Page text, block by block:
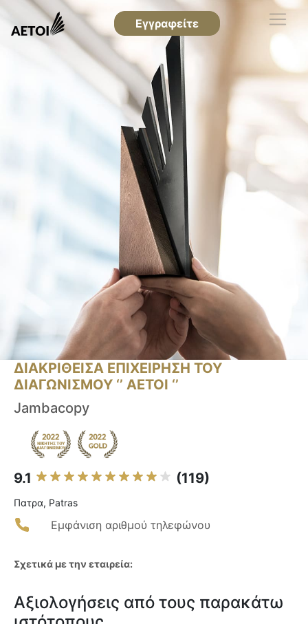
Εγγραφείτε
ΔΙΑΚΡΙΘΕΙΣΑ ΕΠΙΧΕΙΡΗΣΗ ΤΟΥ
ΔΙΑΓΩΝΙΣΜΟΥ ‘’ ΑΕΤΟΙ ‘’
Jambacopy
9.1 (119)
Πατρα, Patras
Εμφάνιση αριθμού τηλεφώνου
Σχετικά με την εταιρεία:
Αξιολογήσεις από τους παρακάτω